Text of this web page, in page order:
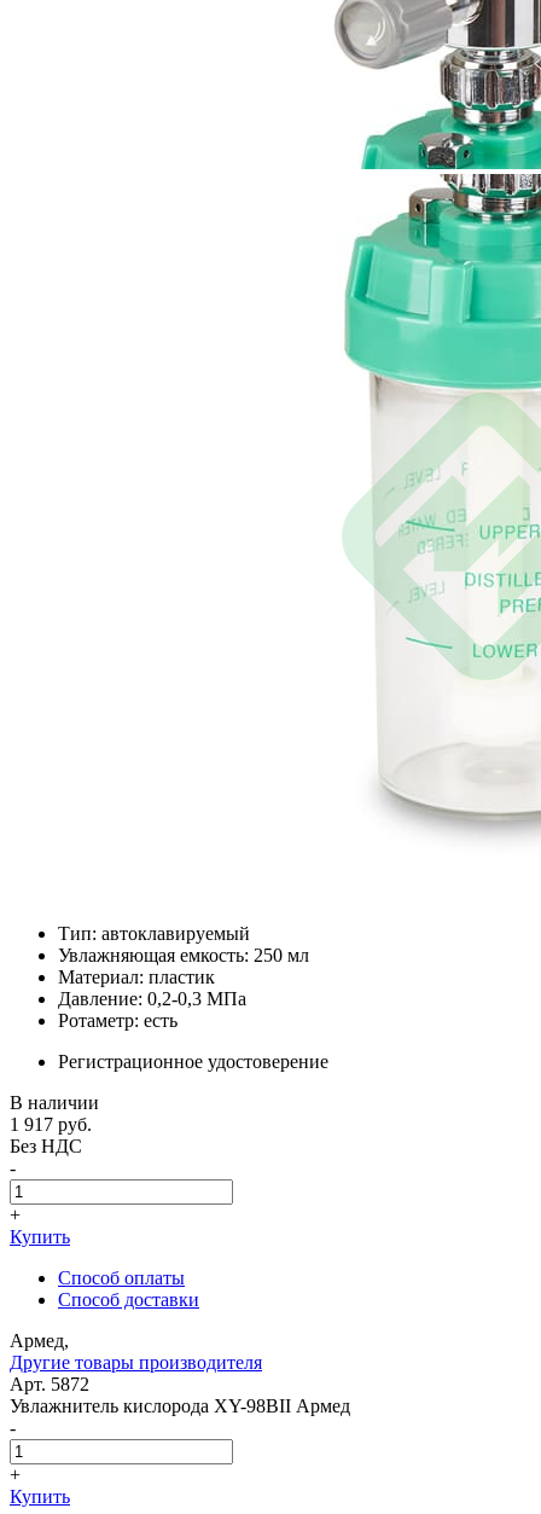
Тип: автоклавируемый
Увлажняющая емкость: 250 мл
Материал: пластик
Давление: 0,2-0,3 МПа
Ротаметр: есть
Регистрационное удостоверение
В наличии
1 917 руб.
Без НДС
-
+
Купить
Способ оплаты
Способ доставки
Армед,
Другие товары производителя
Арт. 5872
Увлажнитель кислорода XY-98BII Армед
-
+
Купить